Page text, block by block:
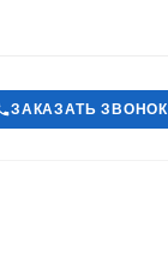
ЗАКАЗАТЬ ЗВОНОК